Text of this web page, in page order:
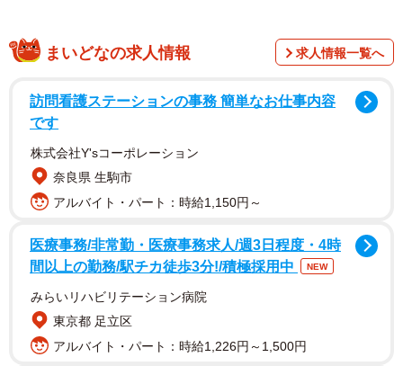
『イギリス人の“簡単な夕食”』【3/6】（マギーさんInstagramより）
まいどなの求人情報 求人情報一覧へ
訪問看護ステーションの事務 簡単なお仕事内容
です
株式会社Y'sコーポレーション
奈良県 生駒市
アルバイト・パート：時給1,150円～
医療事務/非常勤・医療事務求人/週3日程度・4時
間以上の勤務/駅チカ徒歩3分!/積極採用中
NEW
みらいリハビリテーション病院
東京都 足立区
アルバイト・パート：時給1,226円～1,500円